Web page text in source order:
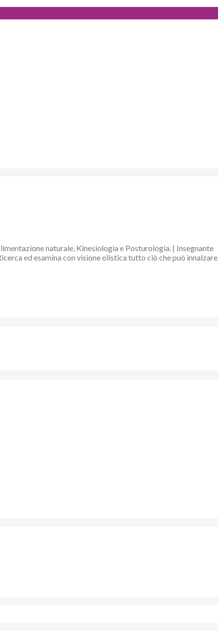
naturale, Kinesiologia e Posturologia. | Insegnante
ed esamina con visione olistica tutto ciò che può innalzare